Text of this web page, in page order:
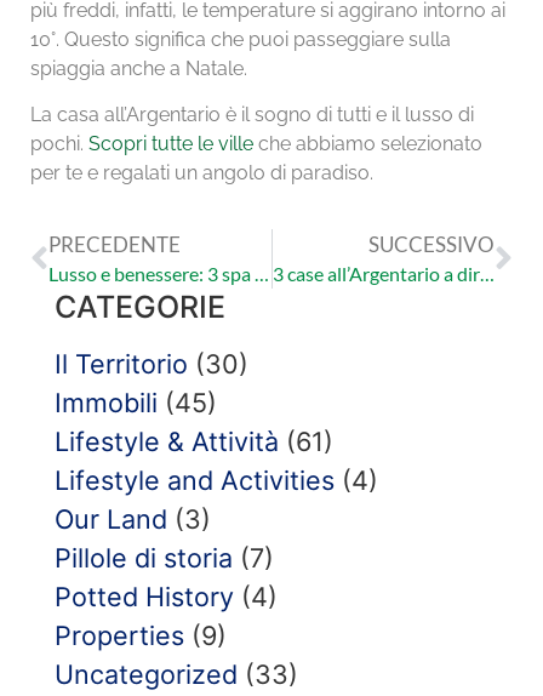
più freddi, infatti, le temperature si aggirano intorno ai
10°. Questo significa che puoi passeggiare sulla
spiaggia anche a Natale.
La casa all’Argentario è il sogno di tutti e il lusso di
pochi. Scopri tutte le ville che abbiamo selezionato
per te e regalati un angolo di paradiso.
PRECEDENTE
Lusso e benessere: 3 spa da sogno in Toscana
SUCCESSIVO
3 case all’Argentario a dir poco divine
CATEGORIE
Il Territorio (30)
Immobili (45)
Lifestyle & Attività (61)
Lifestyle and Activities (4)
Our Land (3)
Pillole di storia (7)
Potted History (4)
Properties (9)
Uncategorized (33)